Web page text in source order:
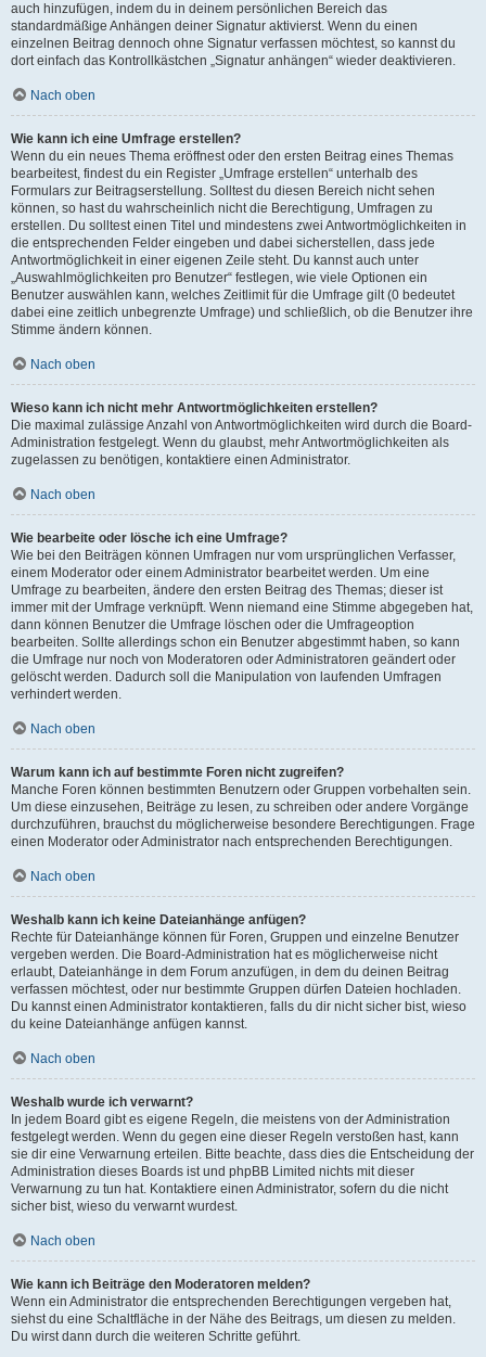
auch hinzufügen, indem du in deinem persönlichen Bereich das
standardmäßige Anhängen deiner Signatur aktivierst. Wenn du einen
einzelnen Beitrag dennoch ohne Signatur verfassen möchtest, so kannst du
dort einfach das Kontrollkästchen „Signatur anhängen“ wieder deaktivieren.
Nach oben
Wie kann ich eine Umfrage erstellen?
Wenn du ein neues Thema eröffnest oder den ersten Beitrag eines Themas
bearbeitest, findest du ein Register „Umfrage erstellen“ unterhalb des
Formulars zur Beitragserstellung. Solltest du diesen Bereich nicht sehen
können, so hast du wahrscheinlich nicht die Berechtigung, Umfragen zu
erstellen. Du solltest einen Titel und mindestens zwei Antwortmöglichkeiten in
die entsprechenden Felder eingeben und dabei sicherstellen, dass jede
Antwortmöglichkeit in einer eigenen Zeile steht. Du kannst auch unter
„Auswahlmöglichkeiten pro Benutzer“ festlegen, wie viele Optionen ein
Benutzer auswählen kann, welches Zeitlimit für die Umfrage gilt (0 bedeutet
dabei eine zeitlich unbegrenzte Umfrage) und schließlich, ob die Benutzer ihre
Stimme ändern können.
Nach oben
Wieso kann ich nicht mehr Antwortmöglichkeiten erstellen?
Die maximal zulässige Anzahl von Antwortmöglichkeiten wird durch die Board-
Administration festgelegt. Wenn du glaubst, mehr Antwortmöglichkeiten als
zugelassen zu benötigen, kontaktiere einen Administrator.
Nach oben
Wie bearbeite oder lösche ich eine Umfrage?
Wie bei den Beiträgen können Umfragen nur vom ursprünglichen Verfasser,
einem Moderator oder einem Administrator bearbeitet werden. Um eine
Umfrage zu bearbeiten, ändere den ersten Beitrag des Themas; dieser ist
immer mit der Umfrage verknüpft. Wenn niemand eine Stimme abgegeben hat,
dann können Benutzer die Umfrage löschen oder die Umfrageoption
bearbeiten. Sollte allerdings schon ein Benutzer abgestimmt haben, so kann
die Umfrage nur noch von Moderatoren oder Administratoren geändert oder
gelöscht werden. Dadurch soll die Manipulation von laufenden Umfragen
verhindert werden.
Nach oben
Warum kann ich auf bestimmte Foren nicht zugreifen?
Manche Foren können bestimmten Benutzern oder Gruppen vorbehalten sein.
Um diese einzusehen, Beiträge zu lesen, zu schreiben oder andere Vorgänge
durchzuführen, brauchst du möglicherweise besondere Berechtigungen. Frage
einen Moderator oder Administrator nach entsprechenden Berechtigungen.
Nach oben
Weshalb kann ich keine Dateianhänge anfügen?
Rechte für Dateianhänge können für Foren, Gruppen und einzelne Benutzer
vergeben werden. Die Board-Administration hat es möglicherweise nicht
erlaubt, Dateianhänge in dem Forum anzufügen, in dem du deinen Beitrag
verfassen möchtest, oder nur bestimmte Gruppen dürfen Dateien hochladen.
Du kannst einen Administrator kontaktieren, falls du dir nicht sicher bist, wieso
du keine Dateianhänge anfügen kannst.
Nach oben
Weshalb wurde ich verwarnt?
In jedem Board gibt es eigene Regeln, die meistens von der Administration
festgelegt werden. Wenn du gegen eine dieser Regeln verstoßen hast, kann
sie dir eine Verwarnung erteilen. Bitte beachte, dass dies die Entscheidung der
Administration dieses Boards ist und phpBB Limited nichts mit dieser
Verwarnung zu tun hat. Kontaktiere einen Administrator, sofern du die nicht
sicher bist, wieso du verwarnt wurdest.
Nach oben
Wie kann ich Beiträge den Moderatoren melden?
Wenn ein Administrator die entsprechenden Berechtigungen vergeben hat,
siehst du eine Schaltfläche in der Nähe des Beitrags, um diesen zu melden.
Du wirst dann durch die weiteren Schritte geführt.